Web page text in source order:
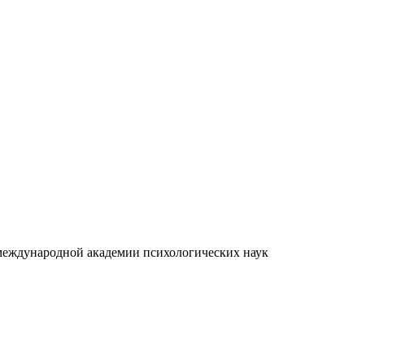
академии психологических наук